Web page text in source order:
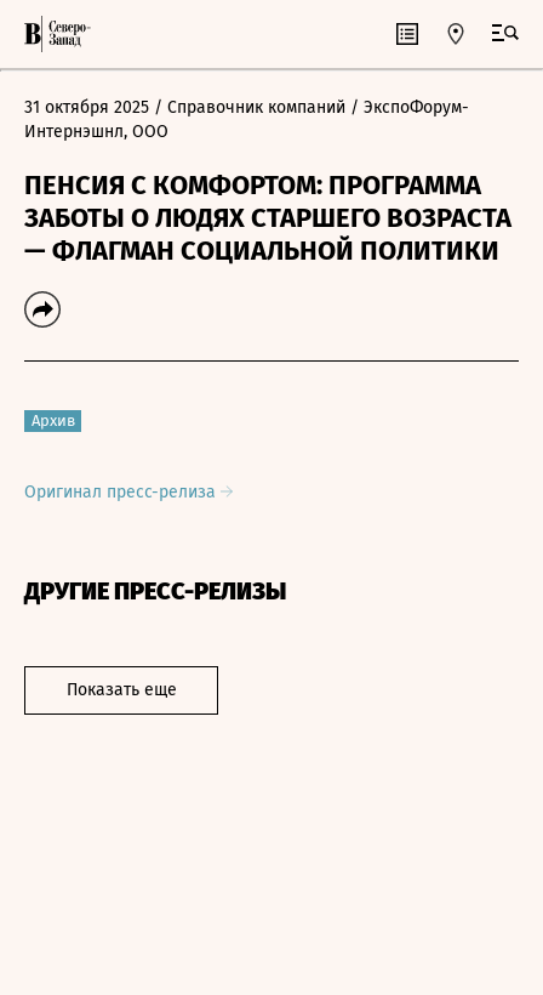
31 октября 2025 / Справочник компаний / ЭкспоФорум-
Интернэшнл, ООО
ПЕНСИЯ С КОМФОРТОМ: ПРОГРАММА
ЗАБОТЫ О ЛЮДЯХ СТАРШЕГО ВОЗРАСТА
— ФЛАГМАН СОЦИАЛЬНОЙ ПОЛИТИКИ
Архив
Оригинал пресс-релиза
ДРУГИЕ ПРЕСС-РЕЛИЗЫ
Показать еще